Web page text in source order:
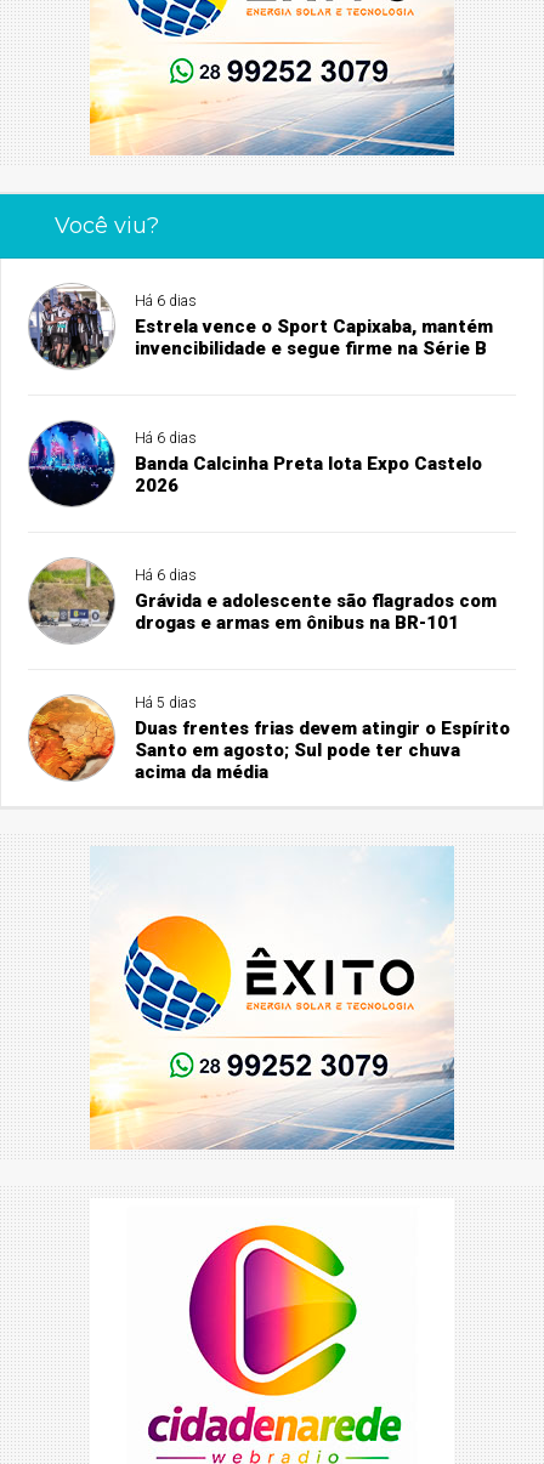
Você viu?
Há 6 dias
Estrela vence o Sport Capixaba, mantém
invencibilidade e segue firme na Série B
Há 6 dias
Banda Calcinha Preta lota Expo Castelo
2026
Há 6 dias
Grávida e adolescente são flagrados com
drogas e armas em ônibus na BR-101
Há 5 dias
Duas frentes frias devem atingir o Espírito
Santo em agosto; Sul pode ter chuva
acima da média